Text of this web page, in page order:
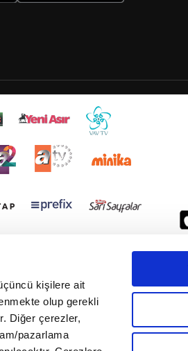
kişilere ait
olup gerekli
Diğer çerezler,
pazarlama